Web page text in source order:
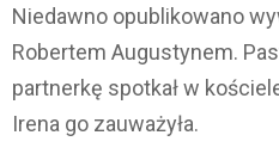
Niedawno opublikowano
Robertem Augustynem.
partnerkę spotkał w
Irena go zauważyła.